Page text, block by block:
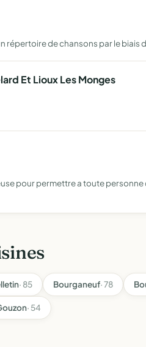
répertoire de chansons par le
Et Lioux Les Monges
pour permettre a toute
· 85 Bourganeuf· 78
· 54